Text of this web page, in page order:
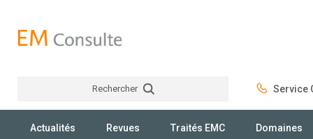
Rechercher Service
Actualités Revues Traités EMC Domaines